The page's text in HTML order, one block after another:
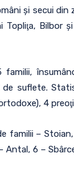
şi secui din
Bilbor
suflete.
4
familii –
Antal, 6 –